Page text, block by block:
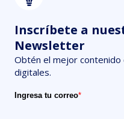
Inscríbete a
Newsletter
Obtén el mejor contenido
digitales.